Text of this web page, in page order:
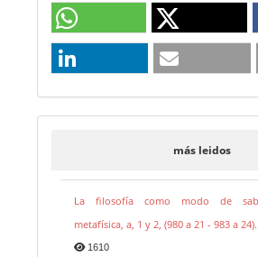
más leidos
La filosofía como modo de
metafísica, a, 1 y 2, (980 a 21 - 983 a 24).
1610